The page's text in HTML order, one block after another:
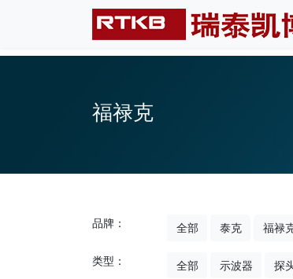
福禄克
品牌： 全部 泰克 福禄
类型： 全部 示波器 探